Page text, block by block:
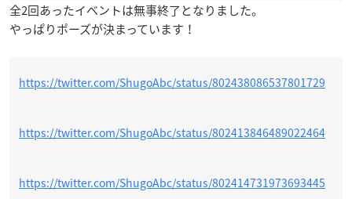
全2回あったイベントは無事終了となりました。
やっぱりポーズが決まっています！
https://twitter.com/ShugoAbc/status/802438086537801729
https://twitter.com/ShugoAbc/status/802413846489022464
https://twitter.com/ShugoAbc/status/802414731973693445